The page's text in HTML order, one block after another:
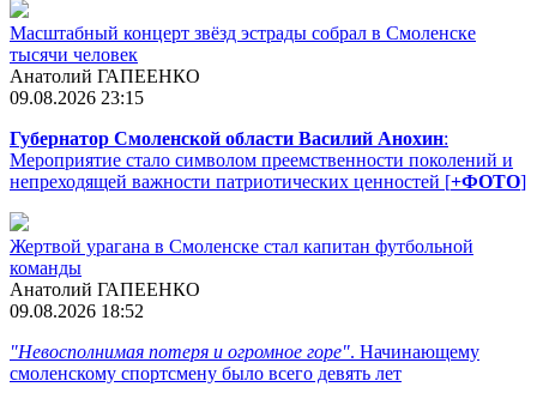
Масштабный концерт звёзд эстрады собрал в Смоленске
тысячи человек
Анатолий ГАПЕЕНКО
09.08.2026 23:15
Губернатор Смоленской области Василий Анохин:
Мероприятие стало символом преемственности поколений и
непреходящей важности патриотических ценностей [+ФОТО]
Жертвой урагана в Смоленске стал капитан футбольной
команды
Анатолий ГАПЕЕНКО
09.08.2026 18:52
"Невосполнимая потеря и огромное горе". Начинающему
смоленскому спортсмену было всего девять лет